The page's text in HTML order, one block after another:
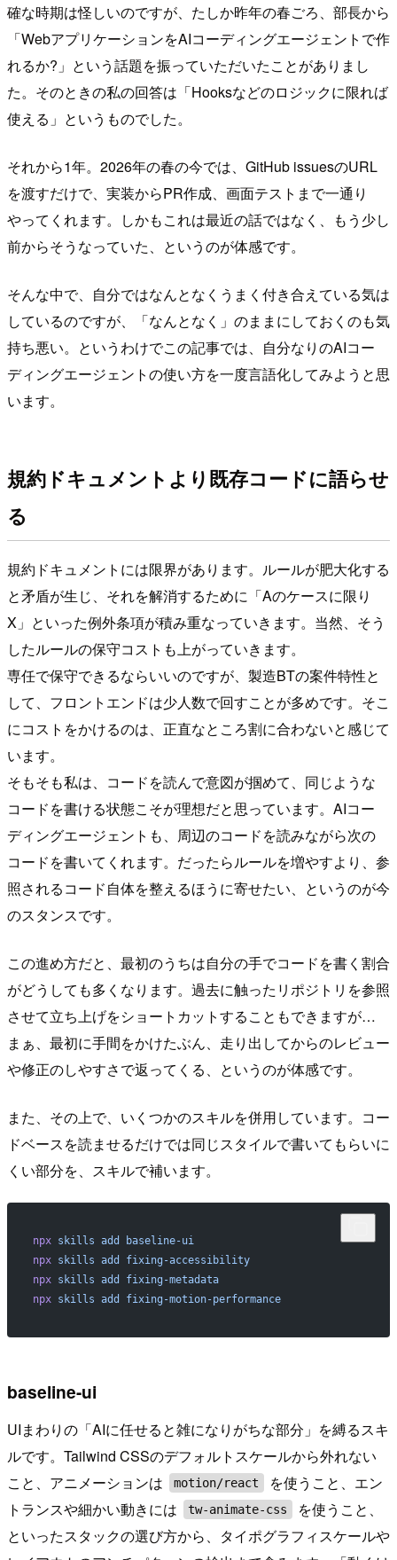
確な時期は怪しいのですが、たしか昨年の春ごろ、部長から
「WebアプリケーションをAIコーディングエージェントで作
れるか?」という話題を振っていただいたことがありまし
た。そのときの私の回答は「Hooksなどのロジックに限れば
使える」というものでした。
それから1年。2026年の春の今では、GitHub issuesのURL
を渡すだけで、実装からPR作成、画面テストまで一通り
やってくれます。しかもこれは最近の話ではなく、もう少し
前からそうなっていた、というのが体感です。
そんな中で、自分ではなんとなくうまく付き合えている気は
しているのですが、「なんとなく」のままにしておくのも気
持ち悪い。というわけでこの記事では、自分なりのAIコー
ディングエージェントの使い方を一度言語化してみようと思
います。
規約ドキュメントより既存コードに語らせ
る
規約ドキュメントには限界があります。ルールが肥大化する
と矛盾が生じ、それを解消するために「Aのケースに限り
X」といった例外条項が積み重なっていきます。当然、そう
したルールの保守コストも上がっていきます。
専任で保守できるならいいのですが、製造BTの案件特性と
して、フロントエンドは少人数で回すことが多めです。そこ
にコストをかけるのは、正直なところ割に合わないと感じて
います。
そもそも私は、コードを読んで意図が掴めて、同じような
コードを書ける状態こそが理想だと思っています。AIコー
ディングエージェントも、周辺のコードを読みながら次の
コードを書いてくれます。だったらルールを増やすより、参
照されるコード自体を整えるほうに寄せたい、というのが今
のスタンスです。
この進め方だと、最初のうちは自分の手でコードを書く割合
がどうしても多くなります。過去に触ったリポジトリを参照
させて立ち上げをショートカットすることもできますが…
まぁ、最初に手間をかけたぶん、走り出してからのレビュー
や修正のしやすさで返ってくる、というのが体感です。
また、その上で、いくつかのスキルを併用しています。コー
ドベースを読ませるだけでは同じスタイルで書いてもらいに
くい部分を、スキルで補います。
npx skills add
baseline-ui
npx skills add
fixing-accessibility
npx skills add
fixing-metadata
npx skills add fixing-motion-performance
baseline-ui
UIまわりの「AIに任せると雑になりがちな部分」を縛るスキ
ルです。Tailwind CSSのデフォルトスケールから外れない
こと、アニメーションは
motion/react
を使うこと、エン
トランスや細かい動きには
tw-animate-css
を使うこと、
といったスタックの選び方から、タイポグラフィスケールや